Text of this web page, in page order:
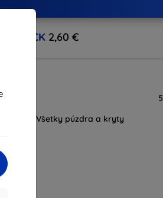
2,60 €
Všetky púzdra a kryty